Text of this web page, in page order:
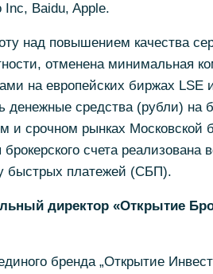
Inc, Baidu, Apple.
над повышением качества
отменена минимальная
на европейских биржах LSE
денежные средства (рубли) на
и срочном рынках Московской
счета реализована
быстрых платежей (СБП).
директор «Открытие
бренда „Открытие